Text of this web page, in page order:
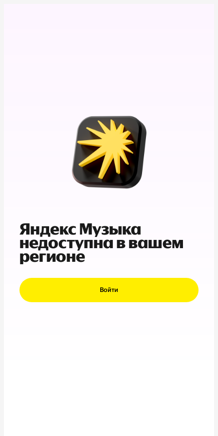
Яндекс Музыка
недоступна в вашем
регионе
Войти